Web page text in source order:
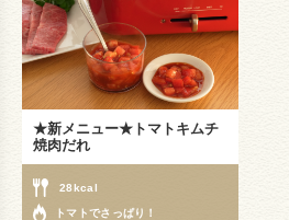
★新メニュー★トマトキムチ
焼肉だれ
28kcal
トマトでさっぱり！